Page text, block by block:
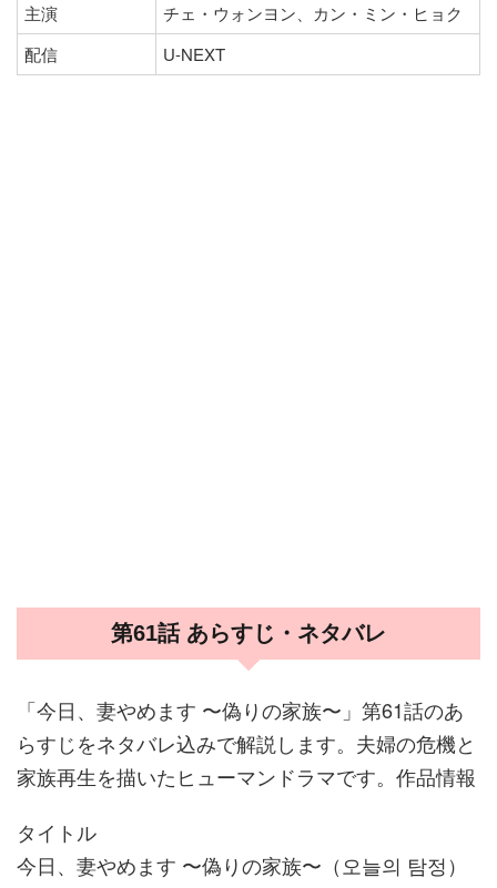
主演
チェ・ウォンヨン、カン・ミン・ヒョク
配信
U-NEXT
第61話 あらすじ・ネタバレ
「今日、妻やめます 〜偽りの家族〜」第61話のあ
らすじをネタバレ込みで解説します。夫婦の危機と
家族再生を描いたヒューマンドラマです。作品情報
タイトル
今日、妻やめます 〜偽りの家族〜（오늘의 탐정）